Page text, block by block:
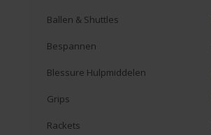
Ballen & Shuttles
Bespannen
Blessure Hulpmiddelen
Grips
Rackets